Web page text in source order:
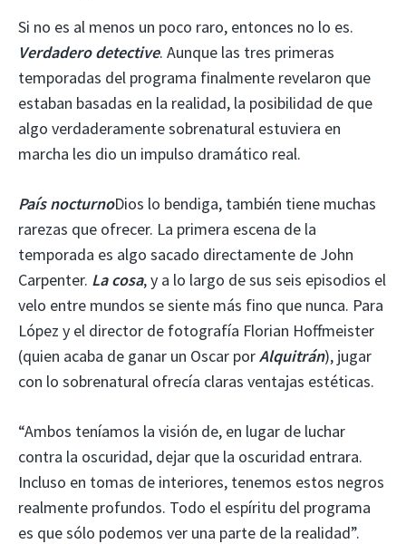
Si no es al menos un poco raro, entonces no lo es.
Verdadero detective. Aunque las tres primeras
temporadas del programa finalmente revelaron que
estaban basadas en la realidad, la posibilidad de que
algo verdaderamente sobrenatural estuviera en
marcha les dio un impulso dramático real.
País nocturnoDios lo bendiga, también tiene muchas
rarezas que ofrecer. La primera escena de la
temporada es algo sacado directamente de John
Carpenter. La cosa, y a lo largo de sus seis episodios el
velo entre mundos se siente más fino que nunca. Para
López y el director de fotografía Florian Hoffmeister
(quien acaba de ganar un Oscar porAlquitrán), jugar
con lo sobrenatural ofrecía claras ventajas estéticas.
“Ambos teníamos la visión de, en lugar de luchar
contra la oscuridad, dejar que la oscuridad entrara.
Incluso en tomas de interiores, tenemos estos negros
realmente profundos. Todo el espíritu del programa
es que sólo podemos ver una parte de la realidad”.